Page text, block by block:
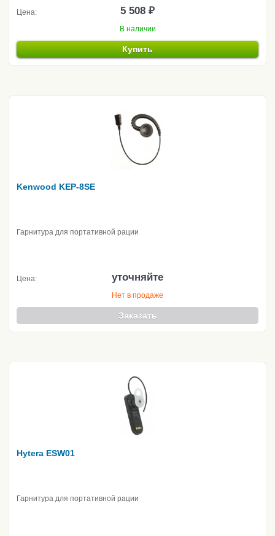
Цена: 5 508 ₽
В наличии
Купить
Kenwood KEP-8SE
Гарнитура для портативной рации
Цена: уточняйте
Нет в продаже
Заказать
Hytera ESW01
Гарнитура для портативной рации